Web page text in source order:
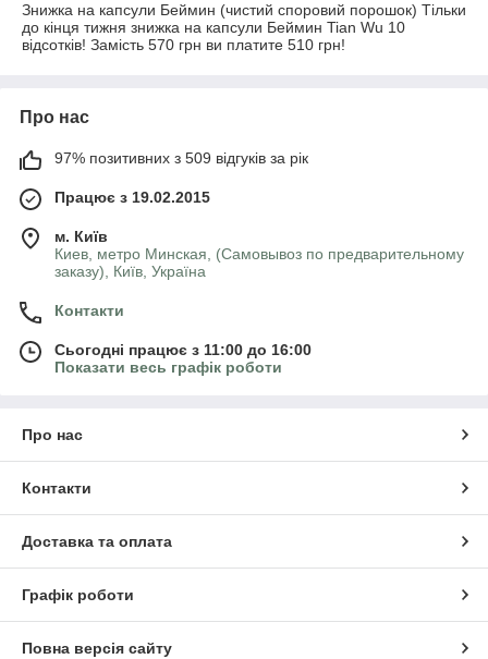
Знижка на капсули Беймин (чистий споровий порошок) Тільки
до кінця тижня знижка на капсули Беймин Tian Wu 10
відсотків! Замість 570 грн ви платите 510 грн!
Про нас
97% позитивних з 509 відгуків за рік
Працює з 19.02.2015
м. Київ
Киев, метро Минская, (Самовывоз по предварительному
заказу), Київ, Україна
Контакти
Сьогодні працює з 11:00 до 16:00
Показати весь графік роботи
Про нас
Контакти
Доставка та оплата
Графік роботи
Повна версія сайту